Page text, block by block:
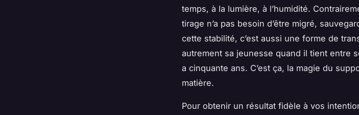
temps, à la lumière, à l’humidité.
tirage n’a pas besoin d’être migré,
cette stabilité, c’est aussi une forme de
autrement sa jeunesse quand il tient entre
a cinquante ans. C’est ça, la magie du
matière.
Pour obtenir un résultat fidèle à vos